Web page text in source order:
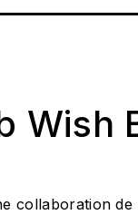
Wish
collaboration